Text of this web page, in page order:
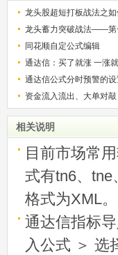
龙头股超短打板战法之
解）
龙头蓄力突破战法——第
的技巧（图解）
同花顺自定公式编辑
通达信：买了就涨 一涨
通达信公式分时预警的
资金流入流出、大单对
相关说明
目前市场常
式有tn6、tne
格式为XML。
通达信指标
入公式 ＞ 选